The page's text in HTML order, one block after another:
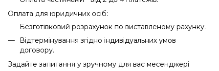
Оплата для юридичних осіб:
Безготівковий розрахунок по виставленому рахунку.
Відтермінування згідно індивідуальних умов
договору.
Задайте запитання у зручному для вас месенджері